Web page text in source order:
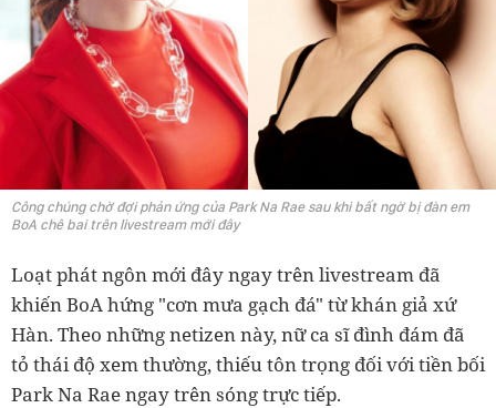
Công chúng chờ đợi phản ứng của Park Na Rae sau khi bất ngờ bị đàn em
BoA chê bai trên livestream mới đây
Loạt phát ngôn mới đây ngay trên livestream đã
khiến BoA hứng "cơn mưa gạch đá" từ khán giả xứ
Hàn. Theo những netizen này, nữ ca sĩ đình đám đã
tỏ thái độ xem thường, thiếu tôn trọng đối với tiền bối
Park Na Rae ngay trên sóng trực tiếp.